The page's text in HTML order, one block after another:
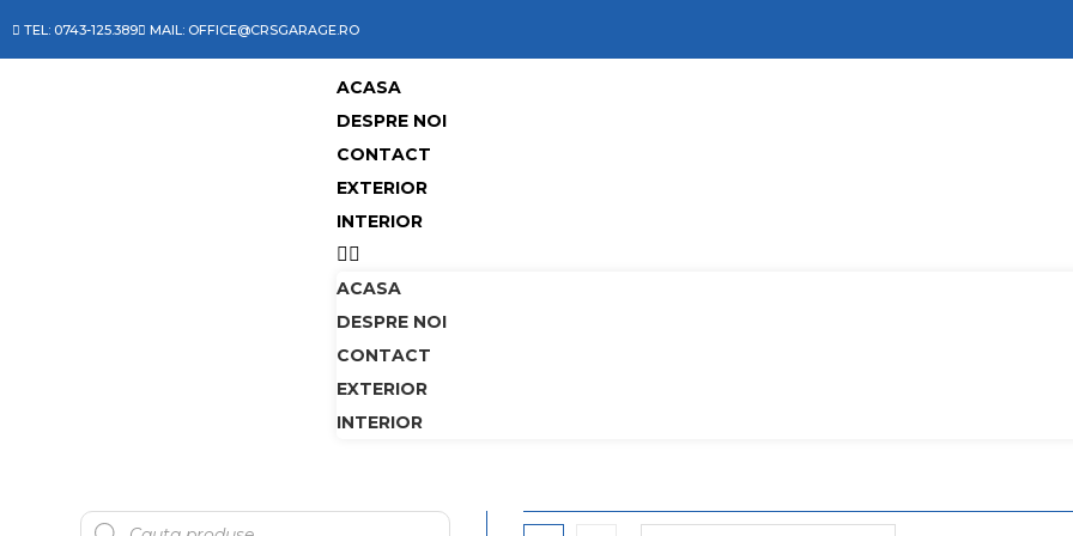
TEL: 0743-125.389 MAIL: OFFICE@CRSGARAGE.RO
ACASA
DESPRE NOI
CONTACT
EXTERIOR
INTERIOR
ACASA
DESPRE NOI
CONTACT
EXTERIOR
INTERIOR